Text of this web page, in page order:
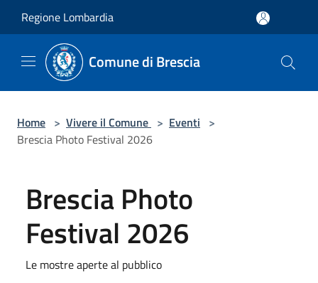
Regione Lombardia
Comune di Brescia
Home > Vivere il Comune > Eventi >
Brescia Photo Festival 2026
Brescia Photo
Festival 2026
Le mostre aperte al pubblico